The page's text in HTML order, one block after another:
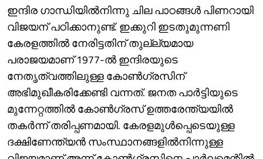
ഇന്ദിര ഗാന്ധിയിൽനിന്നു ചില പാഠങ്ങൾ പിണറായി
വിജയന് പഠിക്കാനുണ്ട്. ഇക്കുറി ഇടതുമുന്നണി
കേരളത്തിൽ നേരിട്ടതിന് തുല്ല്യമായ
പരാജയമാണ് 1977-ൽ ഇന്ദിരയുടെ
നേതൃത്വത്തിലുള്ള കോൺഗ്രസിന്
അഭിമുഖീകരിക്കേണ്ടി വന്നത്. ജനത പാർട്ടിയുടെ
മുന്നേറ്റത്തിൽ കോൺഗ്രസ് ഉത്തരേന്ത്യയിൽ
തകർന്ന് തരിപ്പണമായി. കേരളമുൾപ്പെടെയുള്ള
ദക്ഷിണേന്ത്യൻ സംസ്ഥാനങ്ങളിൽനിന്നുള്ള